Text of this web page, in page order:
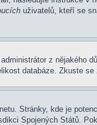
uživatelů, kteří se
z nějakého
databáze. Zkuste
Stránky, kde je
Spojených Států.